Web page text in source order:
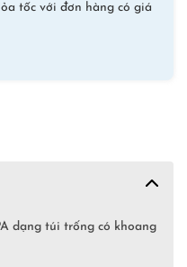
tốc với đơn hàng có giá
dạng túi trống có khoang